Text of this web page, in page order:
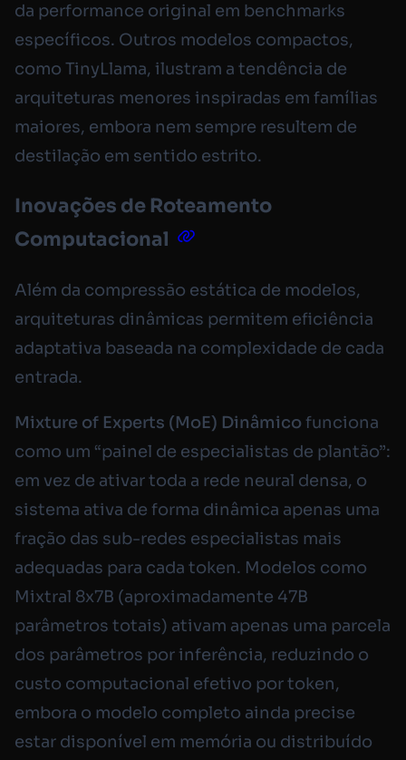
da performance original em benchmarks
específicos. Outros modelos compactos,
como TinyLlama, ilustram a tendência de
arquiteturas menores inspiradas em famílias
maiores, embora nem sempre resultem de
destilação em sentido estrito.
Inovações de Roteamento
Computacional
Além da compressão estática de modelos,
arquiteturas dinâmicas permitem eficiência
adaptativa baseada na complexidade de cada
entrada.
Mixture of Experts (MoE) Dinâmico funciona
como um “painel de especialistas de plantão”:
em vez de ativar toda a rede neural densa, o
sistema ativa de forma dinâmica apenas uma
fração das sub-redes especialistas mais
adequadas para cada token. Modelos como
Mixtral 8x7B (aproximadamente 47B
parâmetros totais) ativam apenas uma parcela
dos parâmetros por inferência, reduzindo o
custo computacional efetivo por token,
embora o modelo completo ainda precise
estar disponível em memória ou distribuído